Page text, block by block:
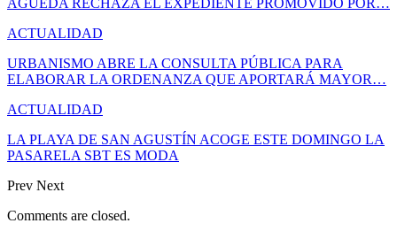
ACTUALIDAD
URBANISMO ABRE LA CONSULTA PÚBLICA PARA
ELABORAR LA ORDENANZA QUE APORTARÁ MAYOR…
ACTUALIDAD
LA PLAYA DE SAN AGUSTÍN ACOGE ESTE DOMINGO LA
PASARELA SBT ES MODA
Prev Next
Comments are closed.